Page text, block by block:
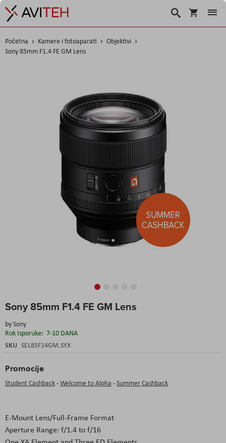
Košarica
Traži
Početna Kamere i fotoaparati
Objektivi
Sony 85mm F1.4 FE GM Lens
Sony 85mm F1.4 FE GM Lens
bySony
Rok Isporuke: 7-10 DANA
SKU SEL85F14GM.SYX
Promocije
Student Cashback-Welcome to Alpha -Summer Cashback
E-Mount Lens/Full-Frame Format
Aperture Range: f/1.4 to f/16
to
beginning
of
the